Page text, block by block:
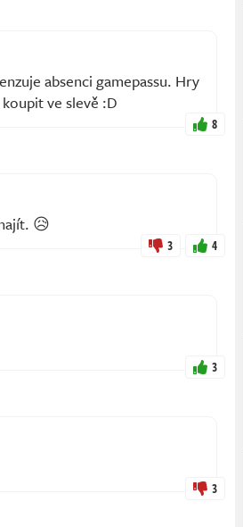
absenci gamepassu. Hry
ve slevě :D
8
😥
3 4
3
3